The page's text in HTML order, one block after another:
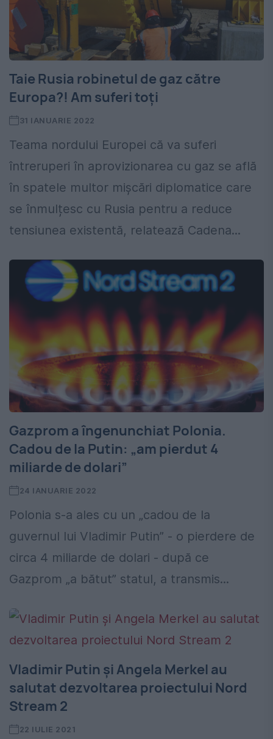
Taie Rusia robinetul de gaz către
Europa?! Am suferi toți
31 IANUARIE 2022
Teama nordului Europei că va suferi
întreruperi în aprovizionarea cu gaz se află
în spatele multor mișcări diplomatice care
se înmulțesc cu Rusia pentru a reduce
tensiunea existentă, relatează Cadena...
Gazprom a îngenunchiat Polonia.
Cadou de la Putin: „am pierdut 4
miliarde de dolari”
24 IANUARIE 2022
Polonia s-a ales cu un „cadou de la
guvernul lui Vladimir Putin” - o pierdere de
circa 4 miliarde de dolari - după ce
Gazprom „a bătut” statul, a transmis...
Vladimir Putin şi Angela Merkel au
salutat dezvoltarea proiectului Nord
Stream 2
22 IULIE 2021